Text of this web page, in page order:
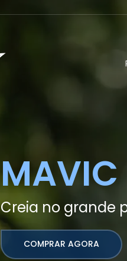
MAVIC
Creia no grande
COMPRAR AGORA